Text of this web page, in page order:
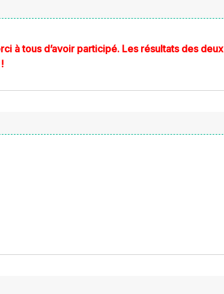
à tous d’avoir participé. Les résultats des deux